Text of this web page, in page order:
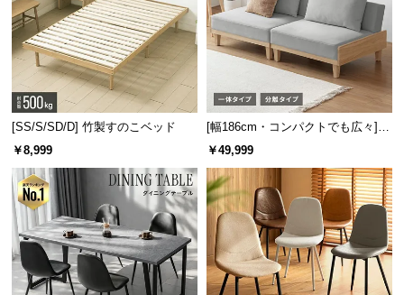
報
デンマーク家具シリーズのラインナップ
幅118cm デンマーク デザイ
ン テレビボード
¥19,998
幅99cm デンマーク デザイン
センターテーブル
¥10,999
[SS/S/SD/D] 竹製すのこベッド
￥8,999
[幅186cm・コンパクトでも広々] 3
人掛けソファベッド リクライニン
￥49,999